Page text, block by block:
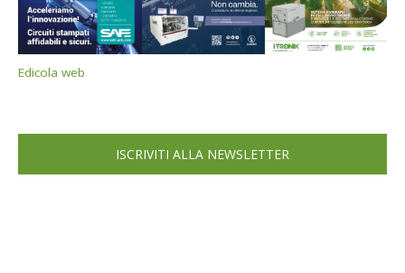
Edicola web
ISCRIVITI ALLA NEWSLETTER